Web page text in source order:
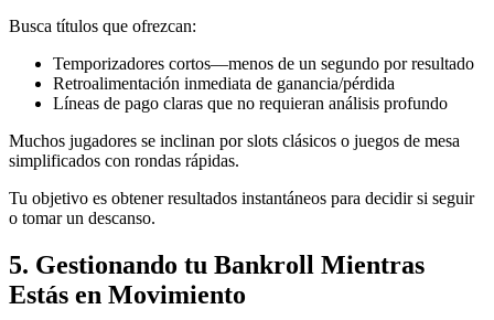
Busca títulos que ofrezcan:
Temporizadores cortos—menos de un segundo por resultado
Retroalimentación inmediata de ganancia/pérdida
Líneas de pago claras que no requieran análisis profundo
Muchos jugadores se inclinan por slots clásicos o juegos de mesa
simplificados con rondas rápidas.
Tu objetivo es obtener resultados instantáneos para decidir si seguir
o tomar un descanso.
5. Gestionando tu Bankroll Mientras
Estás en Movimiento